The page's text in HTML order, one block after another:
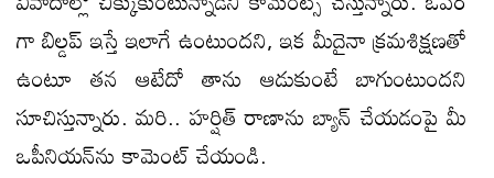
గా బిల్డప్ ఇస్తే ఇలాగే ఉంటుందని, ఇక మీదైనా క్రమశిక్షణతో
ఉంటూ తన ఆటేదో తాను ఆడుకుంటే బాగుంటుందని
సూచిస్తున్నారు. మరి.. హర్షిత్ రాణాను బ్యాన్ చేయడంపై మీ
ఒపీనియన్​ను కామెంట్ చేయండి.